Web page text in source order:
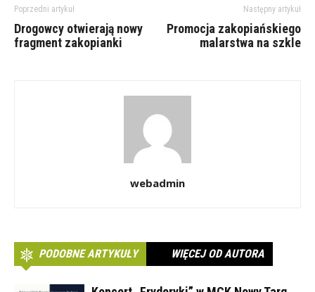
Poprzedni artykuł
Drogowcy otwierają nowy
fragment zakopianki
Następny artykuł
Promocja zakopiańskiego
malarstwa na szkle
webadmin
PODOBNE ARTYKUŁY WIĘCEJ OD AUTORA